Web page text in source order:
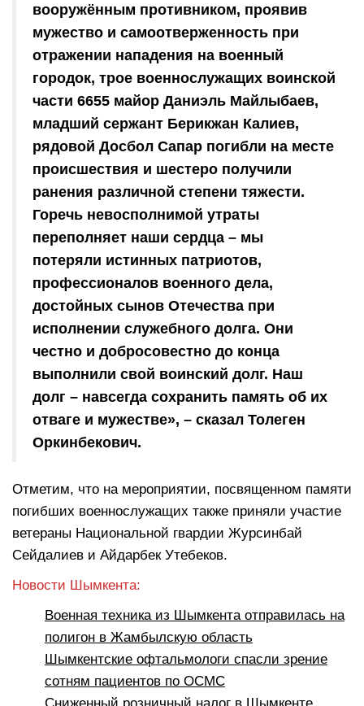
вооружённым противником, проявив
мужество и самоотверженность при
отражении нападения на военный
городок, трое военнослужащих воинской
части 6655 майор Даниэль Майлыбаев,
младший сержант Берикжан Калиев,
рядовой Досбол Сапар погибли на месте
происшествия и шестеро получили
ранения различной степени тяжести.
Горечь невосполнимой утраты
переполняет наши сердца – мы
потеряли истинных патриотов,
профессионалов военного дела,
достойных сынов Отечества при
исполнении служебного долга. Они
честно и добросовестно до конца
выполнили свой воинский долг. Наш
долг – навсегда сохранить память об их
отваге и мужестве», – сказал Толеген
Оркинбекович.
Отметим, что на мероприятии, посвященном памяти
погибших военнослужащих также приняли участие
ветераны Национальной гвардии Журсинбай
Сейдалиев и Айдарбек Утебеков.
Новости Шымкента:
Военная техника из Шымкента отправилась на
полигон в Жамбылскую область
Шымкентские офтальмологи спасли зрение
сотням пациентов по ОСМС
Сниженный розничный налог в Шымкенте